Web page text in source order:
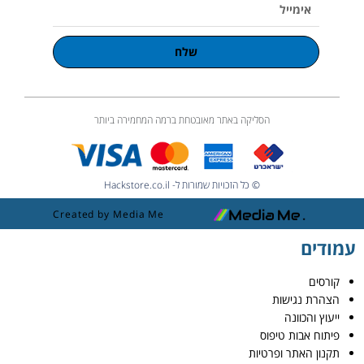
שלח
הסליקה באתר מאובטחת ברמה המחמירה ביותר
© כל הזכויות שמורות ל- Hackstore.co.il
Created by Media Me
עמודים
קורסים
הצהרת נגישות
ייעוץ והכוונה
פיתוח אבות טיפוס
תקנון האתר ופרטיות